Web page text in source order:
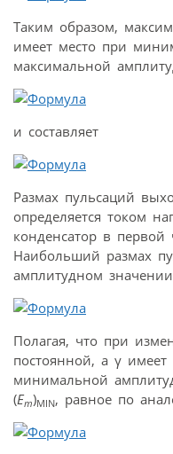
Таким образом,
имеет место при
максимальной
и составляет
Размах пульсаций
определяется током
конденсатор в первой
Наибольший размах
амплитудном значении
Полагая, что при
постоянной, а γ
минимальной
(Em)MIN, равное по